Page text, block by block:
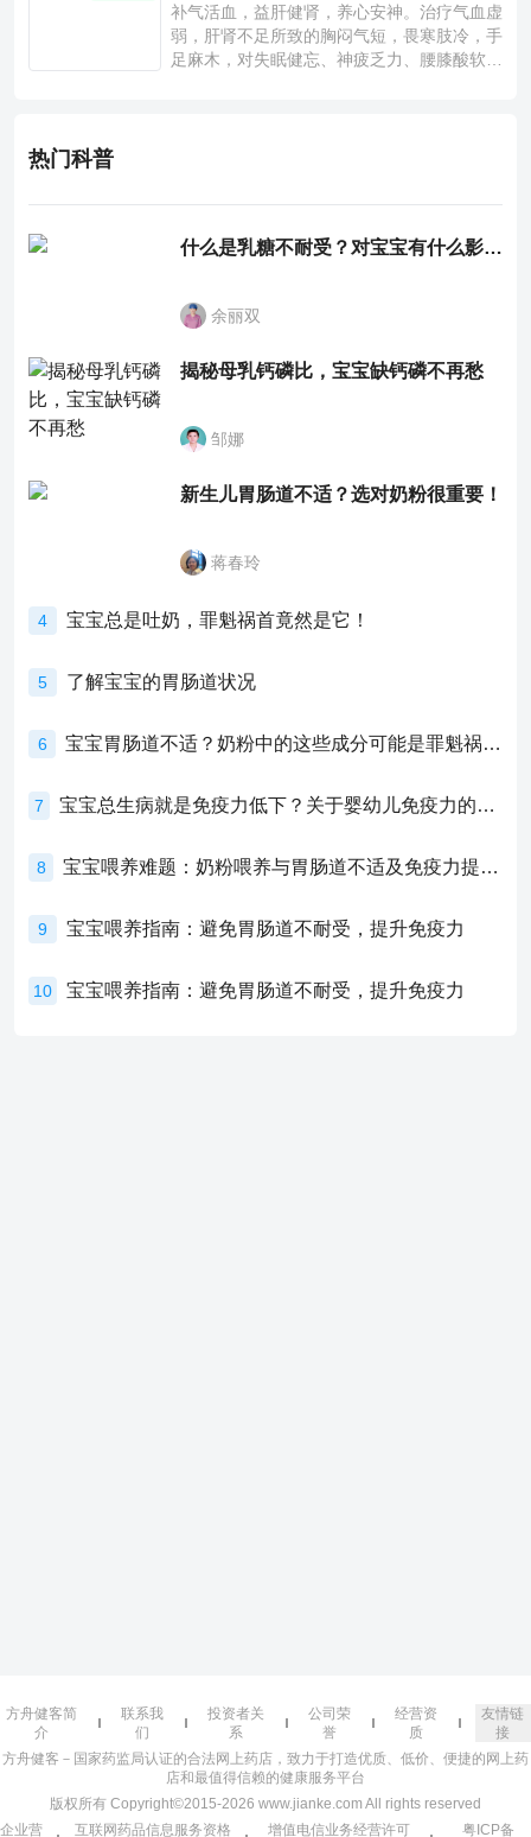
补气活血，益肝健肾，养心安神。治疗气血虚
弱，肝肾不足所致的胸闷气短，畏寒肢冷，手
足麻木，对失眠健忘、神疲乏力、腰膝酸软也
热门科普
什么是乳糖不耐受？对宝宝有什么影响？
余丽双
揭秘母乳钙磷比，宝宝缺钙磷不再愁
邹娜
新生儿胃肠道不适？选对奶粉很重要！
蒋春玲
4 宝宝总是吐奶，罪魁祸首竟然是它！
5 了解宝宝的胃肠道状况
6 宝宝胃肠道不适？奶粉中的这些成分可能是罪魁祸首！
7 宝宝总生病就是免疫力低下？关于婴幼儿免疫力的真相，家长必须了解！
8 宝宝喂养难题：奶粉喂养与胃肠道不适及免疫力提升的奥秘
9 宝宝喂养指南：避免胃肠道不耐受，提升免疫力
10 宝宝喂养指南：避免胃肠道不耐受，提升免疫力
方舟健客简
介
联系我
们
投资者关
系
公司荣
誉
经营资
质
友情链
接
方舟健客－国家药监局认证的合法网上药店，致力于打造优质、低价、便捷的网上药
店和最值得信赖的健康服务平台
版权所有 Copyright©2015-2026 www.jianke.com All rights reserved
企业营
互联网药品信息服务资格 增值电信业务经营许可 粤ICP备